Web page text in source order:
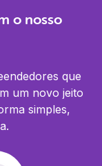
o nosso
que
um novo jeito
simples,